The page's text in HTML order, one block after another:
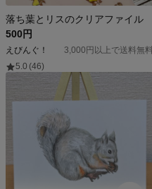
落ち葉とリスのクリアファイル
500円
えびんぐ！
3,000円以上で送料無料
5.0 (46)